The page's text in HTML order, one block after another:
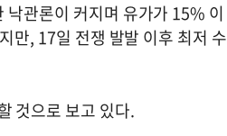
낙관론이 커지며 유가가 15% 이
만, 17일 전쟁 발발 이후 최저 수
것으로 보고 있다.